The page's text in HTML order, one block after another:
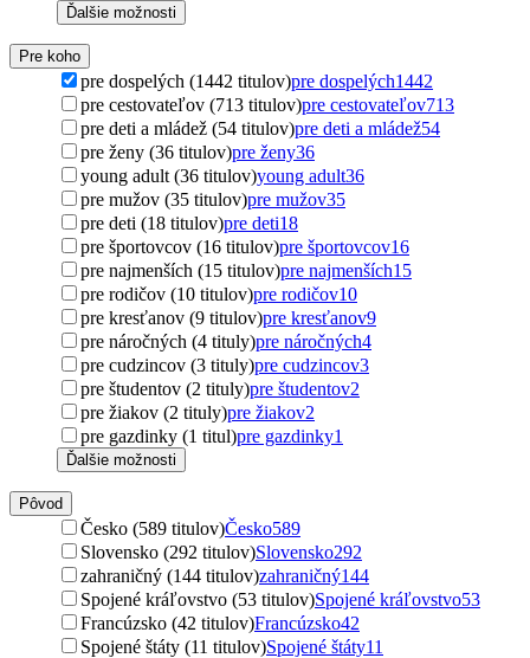
Ďalšie možnosti
Pre koho
pre dospelých (1442 titulov)pre dospelých1442
pre cestovateľov (713 titulov)pre cestovateľov713
pre deti a mládež (54 titulov)pre deti a mládež54
pre ženy (36 titulov)pre ženy36
young adult (36 titulov)young adult36
pre mužov (35 titulov)pre mužov35
pre deti (18 titulov)pre deti18
pre športovcov (16 titulov)pre športovcov16
pre najmenších (15 titulov)pre najmenších15
pre rodičov (10 titulov)pre rodičov10
pre kresťanov (9 titulov)pre kresťanov9
pre náročných (4 tituly)pre náročných4
pre cudzincov (3 tituly)pre cudzincov3
pre študentov (2 tituly)pre študentov2
pre žiakov (2 tituly)pre žiakov2
pre gazdinky (1 titul)pre gazdinky1
Ďalšie možnosti
Pôvod
Česko (589 titulov)Česko589
Slovensko (292 titulov)Slovensko292
zahraničný (144 titulov)zahraničný144
Spojené kráľovstvo (53 titulov)Spojené kráľovstvo53
Francúzsko (42 titulov)Francúzsko42
Spojené štáty (11 titulov)Spojené štáty11